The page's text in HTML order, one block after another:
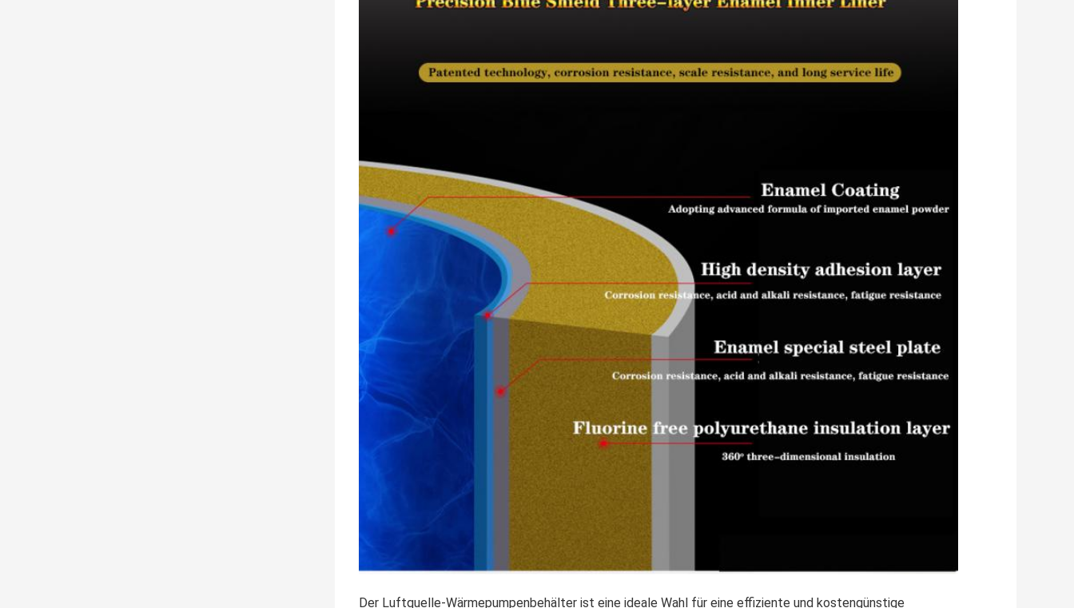
Der Luftquelle-Wärmepumpenbehälter ist eine ideale Wahl für eine effiziente und kostengünstige